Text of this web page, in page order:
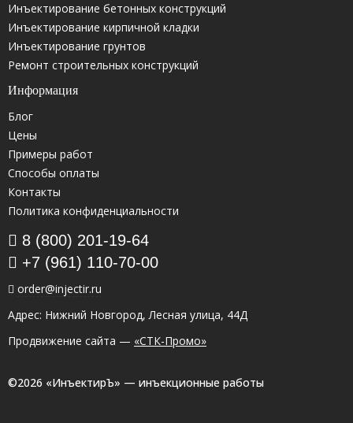
Инъектирование бетонных конструкций
Инъектирование кирпичной кладки
Инъектирование грунтов
Ремонт строительных конструкций
Информация
Блог
Цены
Примеры работ
Способы оплаты
Контакты
Политика конфиденциальности
8 (800) 201-19-64
+7 (961) 110-70-00
order@injectir.ru
Адрес: Нижний Новгород, Лесная улица, 44Д
Продвижение сайта — «СТК-Промо»
©2026 «ИнъектирЪ» — инъекционные работы